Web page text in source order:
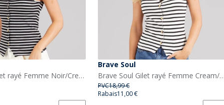
Brave Soul Gilet rayé Femme Noir/Cream
Brave Soul
Brave Soul Gilet rayé Femme Cream/Noir
PVC18,99 €
Rabais11,00 €